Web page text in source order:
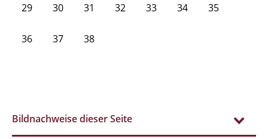
29 30 31 32 33 34 35
36 37 38
Bildnachweise dieser Seite